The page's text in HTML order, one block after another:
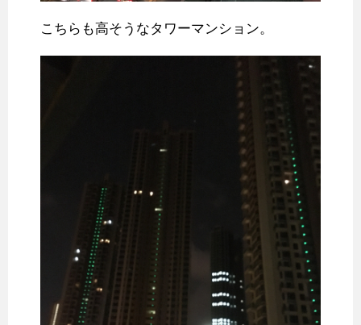
こちらも高そうなタワーマンション。